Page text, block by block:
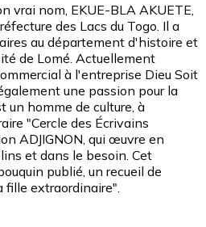
vrai nom, EKUE-BLA AKUETE,
des Lacs du Togo. Il a
au département d'histoire et
de Lomé. Actuellement
à l'entreprise Dieu Soit
une passion pour la
un homme de culture, à
"Cercle des Écrivains
ADJIGNON, qui œuvre en
et dans le besoin. Cet
publié, un recueil de
extraordinaire".